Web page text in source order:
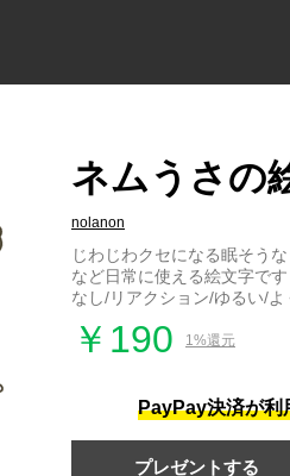
ネムうさの
nolanon
じわじわクセになる眠そう
など日常に使える絵文字で
なし/リアクション/ゆるい/よ
￥190 1%還元
PayPay決済が利
プレゼントする